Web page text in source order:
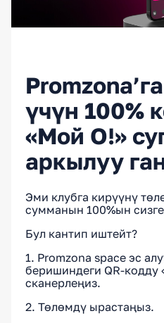
үчүн 100%
«Мой О!»
аркылуу
Эми клубга кирүүнү
сумманын 100%ын
Бул кантип иштейт?
1. Promzona space эс
беришиндеги QR-
сканерлеңиз.
2. Төлөмдү ырастаңыз.